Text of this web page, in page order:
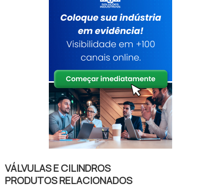
VÁLVULAS E CILINDROS
PRODUTOS RELACIONADOS